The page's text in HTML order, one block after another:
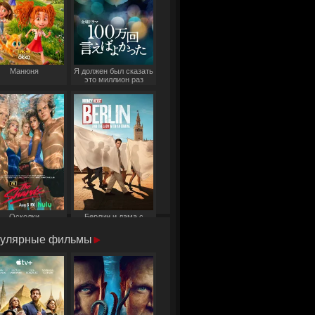
Манюня
Я должен был сказать
это миллион раз
Осколки
Берлин и дама с
фильмы